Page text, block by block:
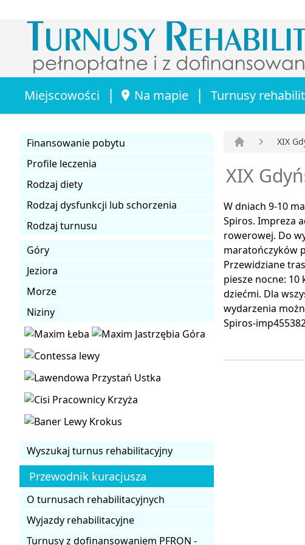
Miejscowości | Na mapie | Turnusy
Finansowanie pobytu
Profile leczenia
Rodzaj diety
Rodzaj dysfunkcji lub schorzenia
Rodzaj turnusu
Góry
Jeziora
Morze
Niziny
Wyszukaj turnus rehabilitacyjny
Przewodnik kuracjusza
O turnusach rehabilitacyjnych
Wyjazdy rehabilitacyjne
Turnusy z dofinansowaniem PFRON -
XIX
XIX
W dniach 9-10
Spiros. Impreza
rowerowej. Do
maratończyków
Przewidziane
piesze nocne: 10
dziećmi. Dla
wydarzenia
Spiros-